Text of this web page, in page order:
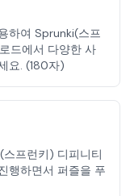
하여 Sprunki(스프
드에서 다양한 사
요. (180자)
프런키) 디피니티
행하면서 퍼즐을 푸